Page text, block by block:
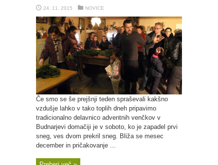
24. 11. 2015 NOVICE
Če smo se še prejšnji teden spraševali kakšno
vzdušje lahko v tako toplih dneh pripavimo
tradicionalno delavnico adventnih venčkov v
Budnarjevi domačiji je v soboto, ko je zapadel prvi
sneg, ves dvom prekril sneg. Bliža se mesec
december in pričakovanje ...